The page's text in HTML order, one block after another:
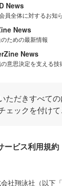
News
員全体に対するお知
News
ための最新情報
News
意思決定を支える技
ただきすべて
ェックを付けて
ービス利用規約
社翔泳社（以下